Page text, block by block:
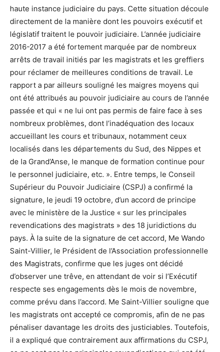
haute instance judiciaire du pays. Cette situation découle
directement de la manière dont les pouvoirs exécutif et
législatif traitent le pouvoir judiciaire. L’année judiciaire
2016-2017 a été fortement marquée par de nombreux
arrêts de travail initiés par les magistrats et les greffiers
pour réclamer de meilleures conditions de travail. Le
rapport a par ailleurs souligné les maigres moyens qui
ont été attribués au pouvoir judiciaire au cours de l’année
passée et qui « ne lui ont pas permis de faire face à ses
nombreux problèmes, dont l’inadéquation des locaux
accueillant les cours et tribunaux, notamment ceux
localisés dans les départements du Sud, des Nippes et
de la Grand’Anse, le manque de formation continue pour
le personnel judiciaire, etc. ». Entre temps, le Conseil
Supérieur du Pouvoir Judiciaire (CSPJ) a confirmé la
signature, le jeudi 19 octobre, d’un accord de principe
avec le ministère de la Justice « sur les principales
revendications des magistrats » des 18 juridictions du
pays. À la suite de la signature de cet accord, Me Wando
Saint-Villier, le Président de l’Association professionnelle
des Magistrats, confirme que les juges ont décidé
d’observer une trêve, en attendant de voir si l’Exécutif
respecte ses engagements dès le mois de novembre,
comme prévu dans l’accord. Me Saint-Villier souligne que
les magistrats ont accepté ce compromis, afin de ne pas
pénaliser davantage les droits des justiciables. Toutefois,
il a expliqué que contrairement aux affirmations du CSPJ,